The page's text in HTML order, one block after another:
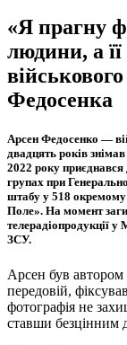
«Я прагну
людини, а
Федосенка
Арсен Федосенко —
двадцять років
2022 року
групах при
штабу у 518 окремому
Поле». На момент
телерадіопродукції у
ЗСУ.
Арсен був автором
передовій,
фотографія не
ставши безцінним